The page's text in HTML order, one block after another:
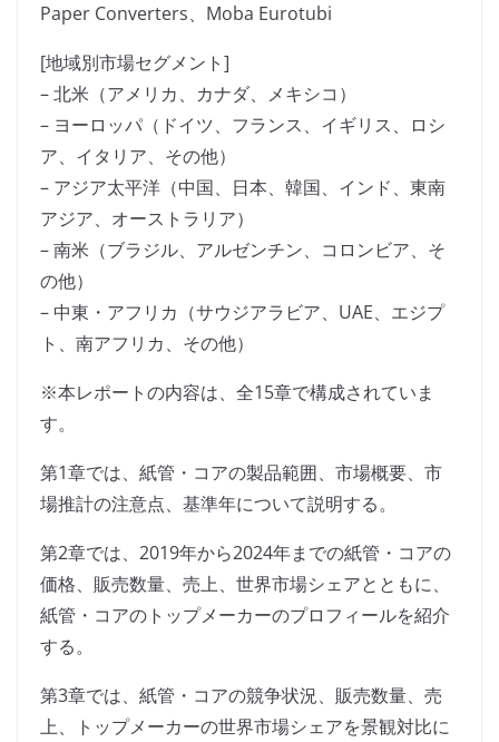
Paper Converters、Moba Eurotubi
[地域別市場セグメント]
– 北米（アメリカ、カナダ、メキシコ）
– ヨーロッパ（ドイツ、フランス、イギリス、ロシ
ア、イタリア、その他）
– アジア太平洋（中国、日本、韓国、インド、東南
アジア、オーストラリア）
– 南米（ブラジル、アルゼンチン、コロンビア、そ
の他）
– 中東・アフリカ（サウジアラビア、UAE、エジプ
ト、南アフリカ、その他）
※本レポートの内容は、全15章で構成されていま
す。
第1章では、紙管・コアの製品範囲、市場概要、市
場推計の注意点、基準年について説明する。
第2章では、2019年から2024年までの紙管・コアの
価格、販売数量、売上、世界市場シェアとともに、
紙管・コアのトップメーカーのプロフィールを紹介
する。
第3章では、紙管・コアの競争状況、販売数量、売
上、トップメーカーの世界市場シェアを景観対比に